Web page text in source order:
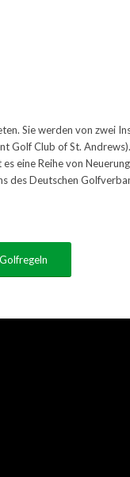
Sie werden von zwei
Golf Club of St.
eine Reihe von
des Deutschen